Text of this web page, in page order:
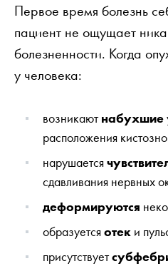
Первое время болезнь
пациент не ощущает
болезненности. Когда
у человека:
возникаютнабухшие
расположения
нарушается
сдавливания нервных
деформируются
образуетсяотек и
присутствует